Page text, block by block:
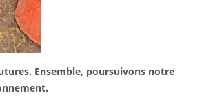
Ensemble, poursuivons notre